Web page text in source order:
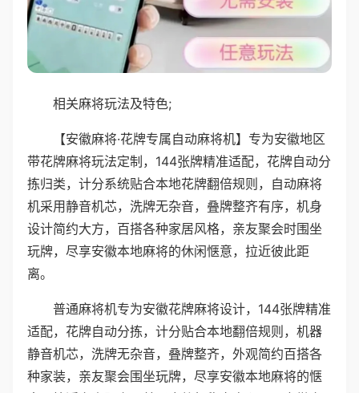
相关麻将玩法及特色;
【安徽麻将·花牌专属自动麻将机】专为安徽地区
带花牌麻将玩法定制，144张牌精准适配，花牌自动分
拣归类，计分系统贴合本地花牌翻倍规则，自动麻将
机采用静音机芯，洗牌无杂音，叠牌整齐有序，机身
设计简约大方，百搭各种家居风格，亲友聚会时围坐
玩牌，尽享安徽本地麻将的休闲惬意，拉近彼此距
离。
普通麻将机专为安徽花牌麻将设计，144张牌精准
适配，花牌自动分拣，计分贴合本地翻倍规则，机器
静音机芯，洗牌无杂音，叠牌整齐，外观简约百搭各
种家装，亲友聚会围坐玩牌，尽享安徽本地麻将的惬